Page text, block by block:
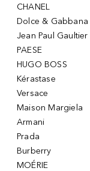
CHANEL
Dolce & Gabbana
Jean Paul Gaultier
PAESE
HUGO BOSS
Kérastase
Versace
Maison Margiela
Armani
Prada
Burberry
MOÉRIE